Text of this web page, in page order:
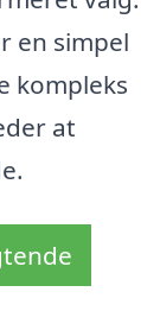
en simpel
kompleks
at